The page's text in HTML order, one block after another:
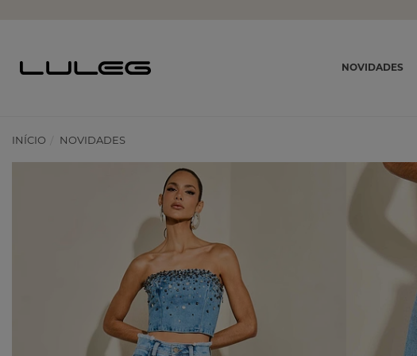
NOVIDADES
INÍCIO NOVIDADES